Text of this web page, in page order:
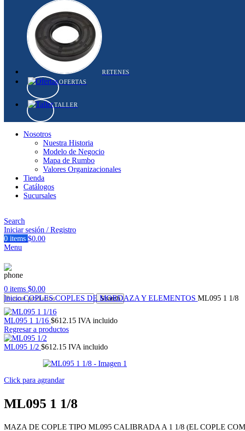
RETENES
OFERTAS
TALLER
Nosotros
Nuestra Historia
Modelo de Negocio
Mapa de Rumbo
Valores Organizacionales
Tienda
Catálogos
Sucursales
Search
Iniciar sesión / Registro
0 items $0.00
Menu
0 items $0.00
Search
InicioCOPLESCOPLES DE MORDAZA Y ELEMENTOS ML095 1 1/8
ML095 1 1/16 $612.15 IVA incluido
Regresar a productos
ML095 1/2 $612.15 IVA incluido
Click para agrandar
ML095 1 1/8
MAZA DE COPLE TIPO ML095 CALIBRADA A 1 1/8 (EL COPLE